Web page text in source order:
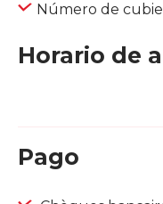
Número de
Horario de
Pago